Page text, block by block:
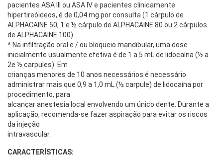
pacientes ASA III ou ASA IV e pacientes clinicamente
hipertireóideos, é de 0,04 mg por consulta (1 cárpulo de
ALPHACAINE 50, 1 e ½ cárpulo de ALPHACAINE 80 ou 2 cárpulos
de ALPHACAINE 100).
* Na infiltração oral e / ou bloqueio mandibular, uma dose
inicialmente usualmente efetiva é de 1 a 5 mL de lidocaína (½ a
2e ½ carpules). Em
crianças menores de 10 anos necessários é necessário
administrar mais que 0,9 a 1,0 mL (½ carpule) de lidocaína por
procedimento, para
alcançar anestesia local envolvendo um único dente. Durante a
aplicação, recomenda-se fazer aspiração para evitar os riscos
da injeção
intravascular.
CARACTERÍSTICAS: